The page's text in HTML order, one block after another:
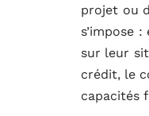
projet ou
s’impose
sur leur
crédit, le
capacités